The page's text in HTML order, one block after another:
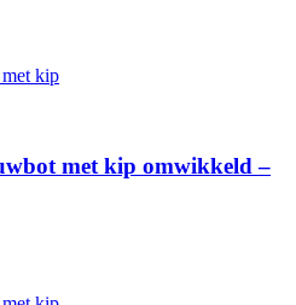
met kip omwikkeld –